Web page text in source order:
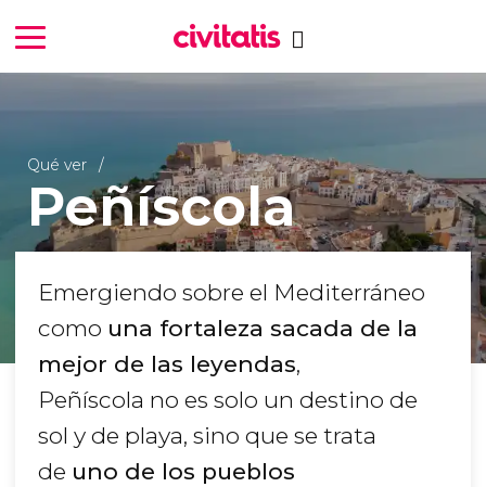
Qué ver
Peñíscola
Emergiendo sobre el Mediterráneo
como una fortaleza sacada de la
mejor de las leyendas,
Peñíscola no es solo un destino de
sol y de playa, sino que se trata
de uno de los pueblos